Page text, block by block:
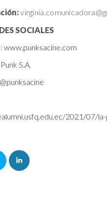
SOCIALES
www.punksacine.com
Punk S.A.
@punksacine
2021/07/